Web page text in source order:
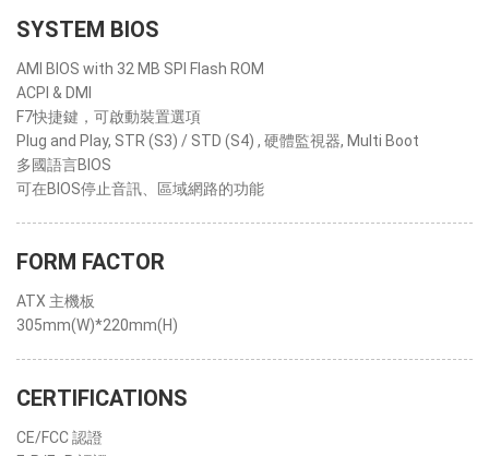
SYSTEM BIOS
AMI BIOS with 32 MB SPI Flash ROM
ACPI & DMI
F7快捷鍵，可啟動裝置選項
Plug and Play, STR (S3) / STD (S4) , 硬體監視器, Multi Boot
多國語言BIOS
可在BIOS停止音訊、區域網路的功能
FORM FACTOR
ATX 主機板
305mm(W)*220mm(H)
CERTIFICATIONS
CE/FCC 認證